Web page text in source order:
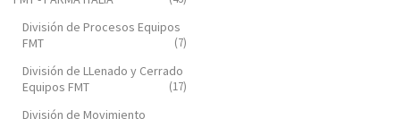
División de Procesos Equipos
FMT
(7)
División de LLenado y Cerrado
Equipos FMT
(17)
División de Movimiento